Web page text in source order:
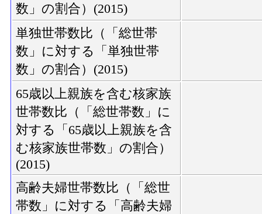
数」の割合）(2015)
単独世帯数比（「総世帯
数」に対する「単独世帯
数」の割合）(2015)
65歳以上親族を含む核家族
世帯数比（「総世帯数」に
対する「65歳以上親族を含
む核家族世帯数」の割合）
(2015)
高齢夫婦世帯数比（「総世
帯数」に対する「高齢夫婦